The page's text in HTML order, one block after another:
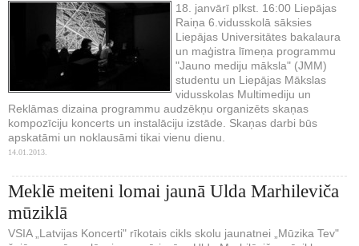
18. janvārī plkst. 16:00 Liepājas
Raiņa 6.vidusskolā sāksies
Liepājas Universitātes bakalaura
un maģistra līmeņa programmu
"Jauno mediju māksla" (JMM)
studentu un Liepājas Mākslas
vidusskolas Multimediju un
Reklāmas dizaina programmu audzēkņu organizēts skaņas
kompozīciju koncerts un instalāciju izstāde. Skaņas darbi būs
apskatāmi un noklausāmi tikai vienu dienu.
14.01.2013.
Meklē meiteni lomai jaunā Ulda Marhileviča
mūziklā
VSIA „Latvijas Koncerti" rīkotais cikls skolu jaunatnei „Mūzika Tev"